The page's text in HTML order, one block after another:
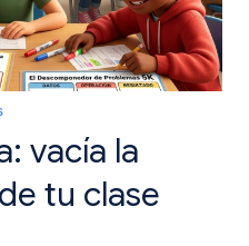
vacía la
tu clase